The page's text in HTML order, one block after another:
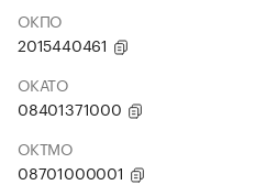
ОКПО
2015440461
ОКАТО
08401371000
ОКТМО
08701000001